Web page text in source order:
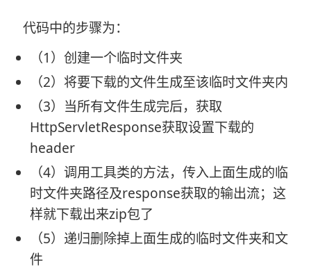
代码中的步骤为：
（1）创建一个临时文件夹
（2）将要下载的文件生成至该临时文件夹内
（3）当所有文件生成完后，获取
HttpServletResponse获取设置下载的
header
（4）调用工具类的方法，传入上面生成的临
时文件夹路径及response获取的输出流；这
样就下载出来zip包了
（5）递归删除掉上面生成的临时文件夹和文
件